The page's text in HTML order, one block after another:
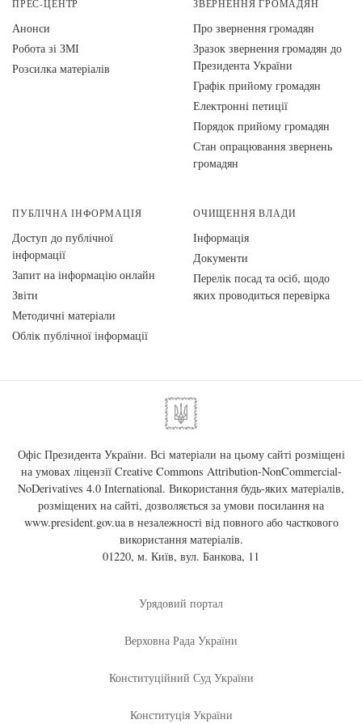
ПРЕС-ЦЕНТР
Анонси
Робота зі ЗМІ
Розсилка матеріалів
ЗВЕРНЕННЯ ГРОМАДЯН
Про звернення громадян
Зразок звернення громадян до
Президента України
Графік прийому громадян
Електронні петиції
Порядок прийому громадян
Стан опрацювання звернень
громадян
ПУБЛІЧНА ІНФОРМАЦІЯ
Доступ до публічної
інформації
Запит на інформацію онлайн
Звіти
Методичні матеріали
Облік публічної інформації
ОЧИЩЕННЯ ВЛАДИ
Інформація
Документи
Перелік посад та осіб, щодо
яких проводиться перевірка
Офіс Президента України. Всі матеріали на цьому сайті розміщені
на умовах ліцензії Creative Commons Attribution-NonCommercial-
NoDerivatives 4.0 International. Використання будь-яких матеріалів,
розміщених на сайті, дозволяється за умови посилання на
www.president.gov.uaв незалежності від повного або часткового
використання матеріалів.
01220, м. Київ, вул. Банкова, 11
Урядовий портал
Верховна Рада України
Конституційний Суд України
Конституція України